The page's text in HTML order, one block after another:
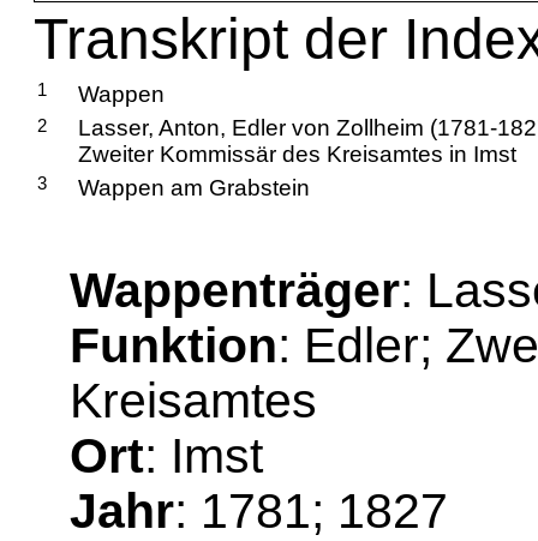
Transkript der
1 Wappen
2
Lasser, Anton, Edler von Zollheim (1781-
Zweiter Kommissär des Kreisamtes in Imst
3 Wappen am Grabstein
Wappenträger:
Funktion: Edler;
Kreisamtes
Ort: Imst
Jahr: 1781; 1827